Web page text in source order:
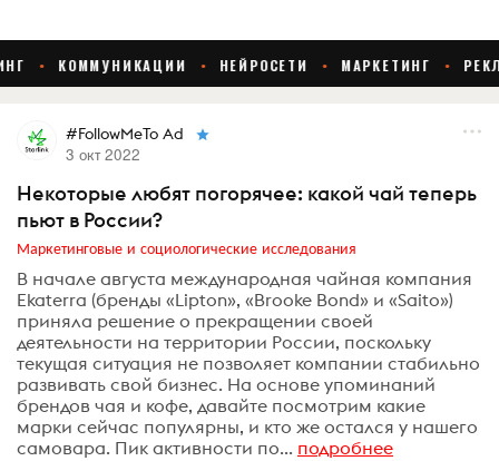
#FollowMeTo Ad
3 окт 2022
Некоторые любят погорячее: какой чай теперь
пьют в России?
Маркетинговые и социологические исследования
В начале августа международная чайная компания
Ekaterra (бренды «Lipton», «Brooke Bond» и «Saito»)
приняла решение о прекращении своей
деятельности на территории России, поскольку
текущая ситуация не позволяет компании стабильно
развивать свой бизнес. На основе упоминаний
брендов чая и кофе, давайте посмотрим какие
марки сейчас популярны, и кто же остался у нашего
самовара. Пик активности по... подробнее